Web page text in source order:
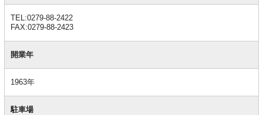
TEL:0279-88-2422
FAX:0279-88-2423
開業年
1963年
駐車場